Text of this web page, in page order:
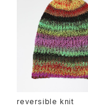
reversible knit